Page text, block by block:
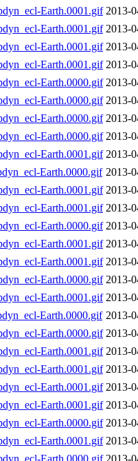
Earth.0001.gif 2013-
Earth.0001.gif 2013-
Earth.0001.gif 2013-
Earth.0001.gif 2013-
Earth.0000.gif 2013-
Earth.0000.gif 2013-
Earth.0000.gif 2013-
Earth.0000.gif 2013-
Earth.0001.gif 2013-
Earth.0000.gif 2013-
Earth.0001.gif 2013-
Earth.0001.gif 2013-
Earth.0000.gif 2013-
Earth.0001.gif 2013-
Earth.0001.gif 2013-
Earth.0000.gif 2013-
Earth.0001.gif 2013-
Earth.0000.gif 2013-
Earth.0000.gif 2013-
Earth.0001.gif 2013-
Earth.0001.gif 2013-
Earth.0001.gif 2013-
Earth.0001.gif 2013-
Earth.0000.gif 2013-
Earth.0001.gif 2013-